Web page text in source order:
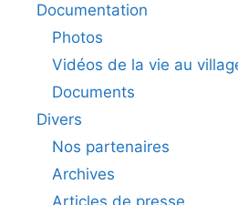
Documentation
Photos
Vidéos de la vie au
Documents
Divers
Nos partenaires
Archives